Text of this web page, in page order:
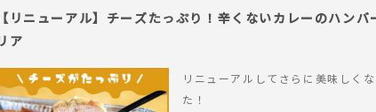
【リニューアル】チーズたっぷり！辛くないカレーのハンバ
ア
リニューアルしてさらに美味しく
た！